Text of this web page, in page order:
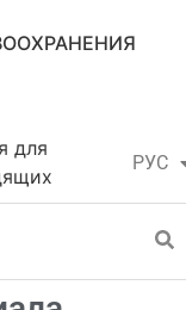
РУС
ҚАЗ
для